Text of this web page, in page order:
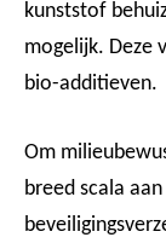
kunststof
mogelijk. Deze
bio-additieven.
Om
breed scala